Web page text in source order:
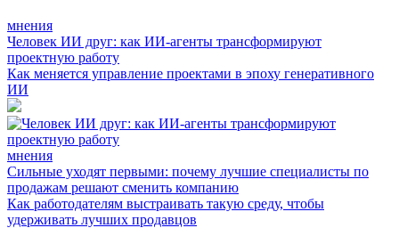
мнения
Человек ИИ друг: как ИИ-агенты трансформируют
проектную работу
Как меняется управление проектами в эпоху генеративного
ИИ
мнения
Сильные уходят первыми: почему лучшие специалисты по
продажам решают сменить компанию
Как работодателям выстраивать такую среду, чтобы
удерживать лучших продавцов